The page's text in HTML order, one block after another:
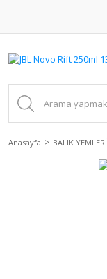
Anasayfa BALIK YEMLERİ